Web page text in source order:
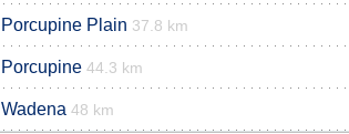
Porcupine Plain 37.8 km
Porcupine 44.3 km
Wadena 48 km